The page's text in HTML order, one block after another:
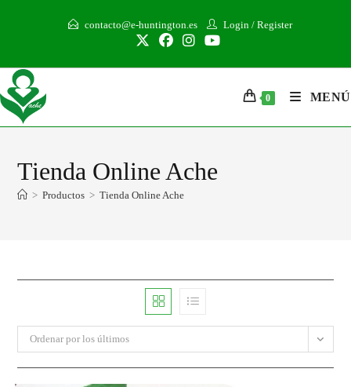
contacto@e-huntington.es Login / Register
0 MENÚ
Tienda Online Ache
> Productos > Tienda Online Ache
Ordenar por los últimos